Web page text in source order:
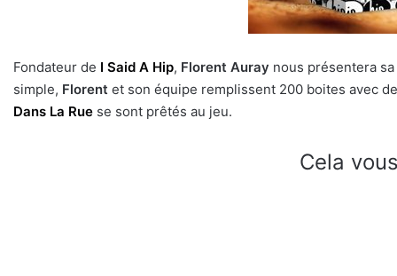
Fondateur de I Said A Hip, Florent Auray nous présentera
simple, Florent et son équipe remplissent 200 boites avec
Dans La Rue se sont prêtés au jeu.
Cela